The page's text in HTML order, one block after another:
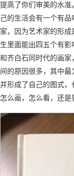
提高了你们审美的水准
己的生活会有一个有
家，因为艺术家的形
生里面能出四五个有影
和齐白石同时代的画
间的原因很多，其中最
并形成了自己的图式，
怎么画，怎么看，还是